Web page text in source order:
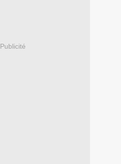
Publicité